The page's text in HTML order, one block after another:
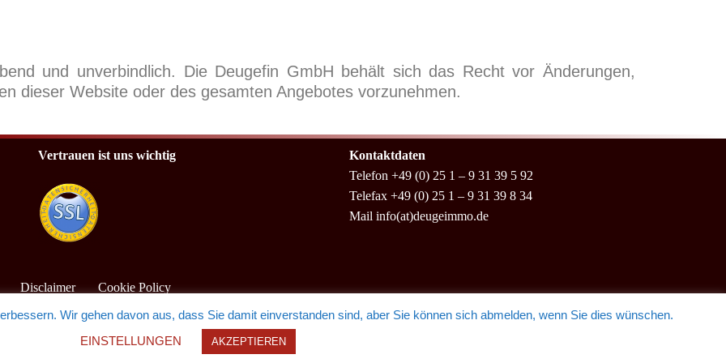
und unverbindlich. Die Deugefin GmbH behält sich das Recht vor Änderungen,
dieser Website oder des gesamten Angebotes vorzunehmen.
Vertrauen ist uns wichtig
Kontaktdaten
Telefon +49 (0) 25 1 – 9 31 39 5 92
Telefax +49 (0) 25 1 – 9 31 39 8 34
Mail info(at)deugeimmo.de
Disclaimer Cookie Policy
Wir gehen davon aus, dass Sie damit einverstanden sind, aber Sie können sich abmelden, wenn Sie dies wünschen.
EINSTELLUNGEN
AKZEPTIEREN